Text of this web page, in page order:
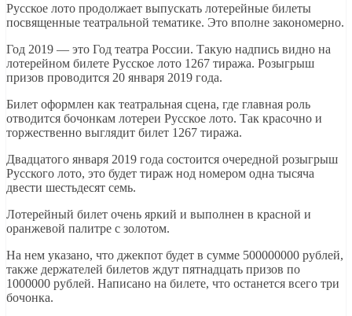
Русское лото продолжает выпускать лотерейные билеты
посвященные театральной тематике. Это вполне закономерно.
Год 2019 — это Год театра России. Такую надпись видно на
лотерейном билете Русское лото 1267 тиража. Розыгрыш
призов проводится 20 января 2019 года.
Билет оформлен как театральная сцена, где главная роль
отводится бочонкам лотереи Русское лото. Так красочно и
торжественно выглядит билет 1267 тиража.
Двадцатого января 2019 года состоится очередной розыгрыш
Русского лото, это будет тираж нод номером одна тысяча
двести шестьдесят семь.
Лотерейный билет очень яркий и выполнен в красной и
оранжевой палитре с золотом.
На нем указано, что джекпот будет в сумме 500000000 рублей,
также держателей билетов ждут пятнадцать призов по
1000000 рублей. Написано на билете, что останется всего три
бочонка.